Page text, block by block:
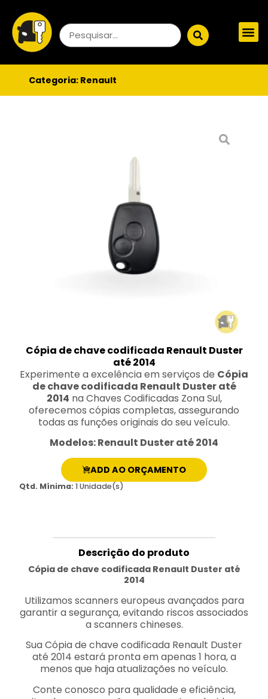
Categoria: Renault
Cópia de chave codificada Renault Duster
até 2014
Experimente a excelência em serviços de Cópia
de chave codificada Renault Duster até
2014 na Chaves Codificadas Zona Sul,
oferecemos cópias completas, assegurando
todas as funções originais do seu veículo.
Modelos: Renault Duster até 2014
ADD AO ORÇAMENTO
Qtd. Mínima: 1 Unidade(s)
Descrição do produto
Cópia de chave codificada Renault Duster até
2014
Utilizamos scanners europeus avançados para
garantir a segurança, evitando riscos associados
a scanners chineses.
Sua Cópia de chave codificada Renault Duster
até 2014 estará pronta em apenas 1 hora, a
menos que haja atualizações no veículo.
Conte conosco para qualidade e eficiência,